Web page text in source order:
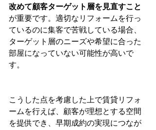
改めて顧客ターゲット層を見直すこと
が重要です。適切なリフォームを行っ
ているのに集客で苦戦している場合、
ターゲット層のニーズや希望に合った
部屋になっていない可能性が高いで
す。
こうした点を考慮した上で賃貸リフォ
ームを行えば、顧客が理想とする空間
を提供でき、早期成約の実現につなが